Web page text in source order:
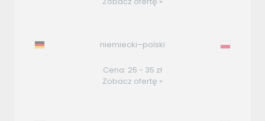
niemiecki–polski
Cena: 25 - 35 zł
Zobacz ofertę »